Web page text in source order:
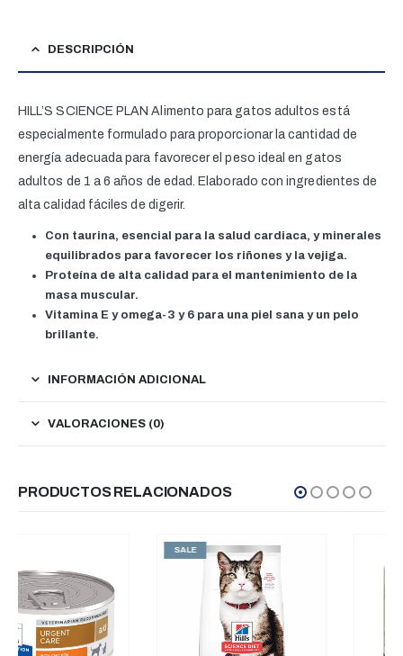
DESCRIPCIÓN
HILL’S SCIENCE PLAN Alimento para gatos adultos está
especialmente formulado para proporcionar la cantidad de
energía adecuada para favorecer el peso ideal en gatos
adultos de 1 a 6 años de edad. Elaborado con ingredientes de
alta calidad fáciles de digerir.
Con taurina, esencial para la salud cardiaca, y minerales
equilibrados para favorecer los riñones y la vejiga.
Proteína de alta calidad para el mantenimiento de la
masa muscular.
Vitamina E y omega-3 y 6 para una piel sana y un pelo
brillante.
INFORMACIÓN ADICIONAL
VALORACIONES (0)
PRODUCTOS RELACIONADOS